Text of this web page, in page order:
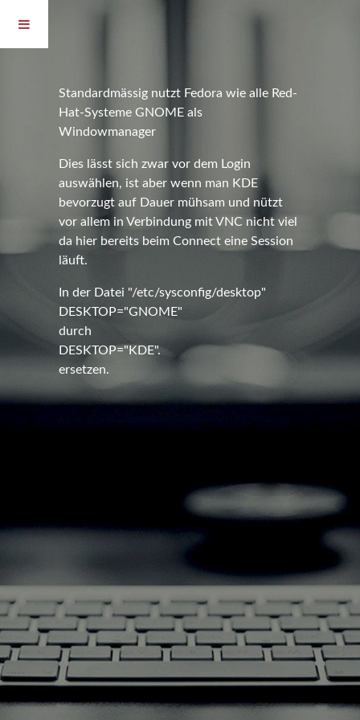
Standardmässig nutzt Fedora wie alle Red-
Hat-Systeme GNOME als
Windowmanager
Dies lässt sich zwar vor dem Login
auswählen, ist aber wenn man KDE
bevorzugt auf Dauer mühsam und nützt
vor allem in Verbindung mit VNC nicht viel
da hier bereits beim Connect eine Session
läuft.
In der Datei "/etc/sysconfig/desktop"
DESKTOP="GNOME"
durch
DESKTOP="KDE".
ersetzen.